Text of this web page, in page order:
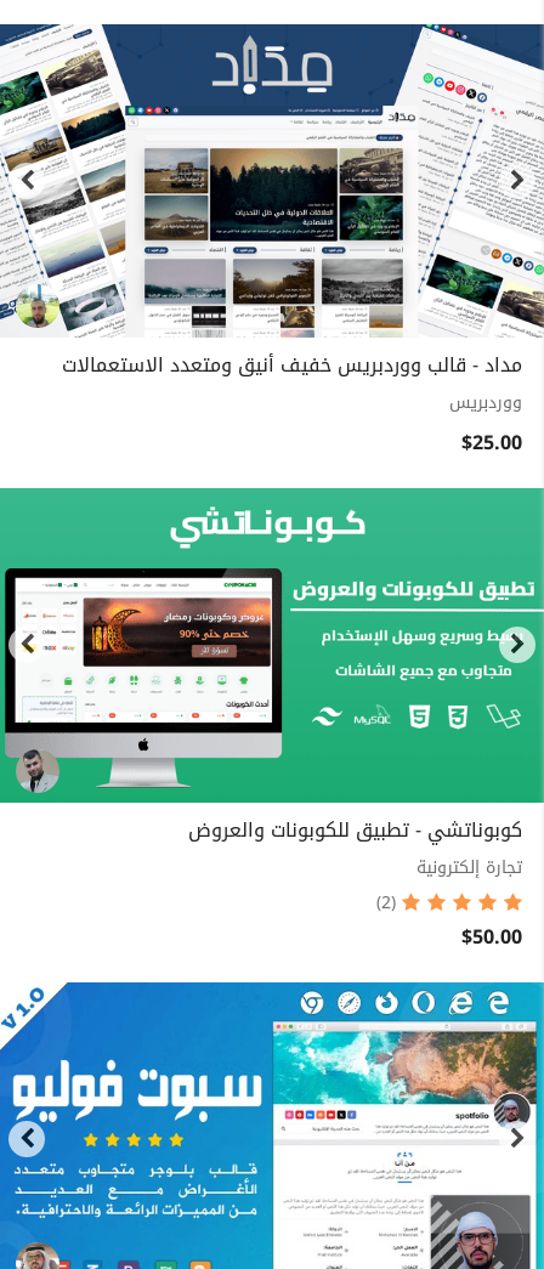
مداد - قالب ووردبريس خفيف أنيق ومتعدد الاستعمالات
ووردبريس
$25.00
كوبوناتشي - تطبيق للكوبونات والعروض
تجارة إلكترونية
(2)
$50.00